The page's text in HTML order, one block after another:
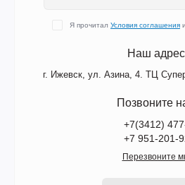
Я прочитал Условия соглашения
Наш
г. Ижевск, ул. Азина, 4. ТЦ
Позвоните
+7(3412)
+7 951-201-
Перезвоните